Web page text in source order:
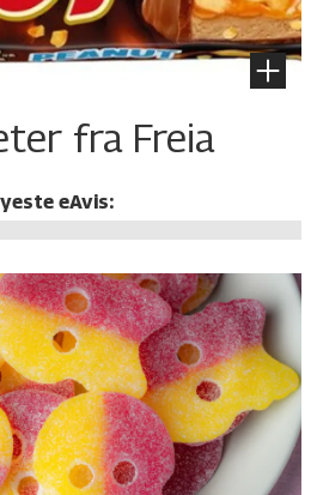
fra Freia
eAvis: